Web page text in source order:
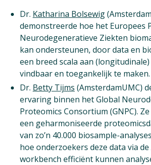
Dr. Katharina Bolsewig
demonstreerde hoe het Europees
Neurodegeneratieve Ziekten
kan ondersteunen, door data en
een breed scala aan
vindbaar en toegankelijk te maken.
Dr. Betty Tijms (AmsterdamUMC)
ervaring binnen het Global
Proteomics Consortium (GNPC).
een geharmoniseerde
van zo’n 40.000 biosample-
hoe onderzoekers deze data via de
workbench efficiënt kunnen